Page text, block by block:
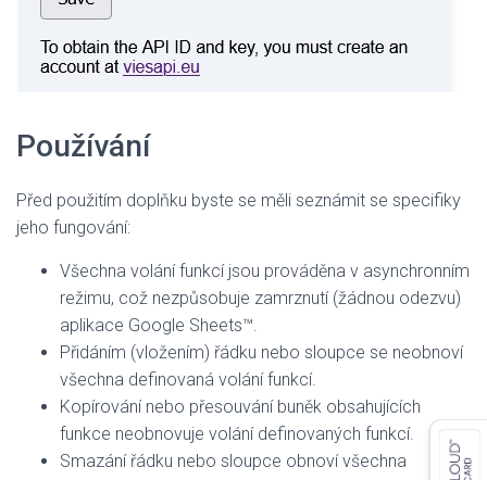
Používání
Před použitím doplňku byste se měli seznámit se specifiky
jeho fungování:
Všechna volání funkcí jsou prováděna v asynchronním
režimu, což nezpůsobuje zamrznutí (žádnou odezvu)
aplikace Google Sheets™.
Přidáním (vložením) řádku nebo sloupce se neobnoví
všechna definovaná volání funkcí.
Kopírování nebo přesouvání buněk obsahujících
funkce neobnovuje volání definovaných funkcí.
Smazání řádku nebo sloupce obnoví všechna